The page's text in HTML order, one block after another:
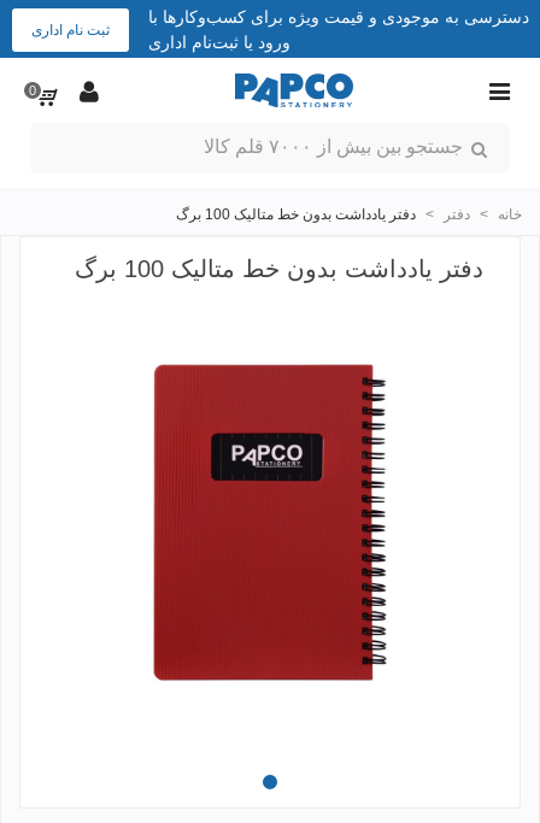
دسترسی به موجودی و قیمت ویژه برای کسب‌وکارها با
ورود یا ثبت‌نام اداری
ثبت نام اداری
0
خانه > دفتر > دفتر یادداشت بدون خط متالیک 100 برگ
دفتر یادداشت بدون خط متالیک 100 برگ